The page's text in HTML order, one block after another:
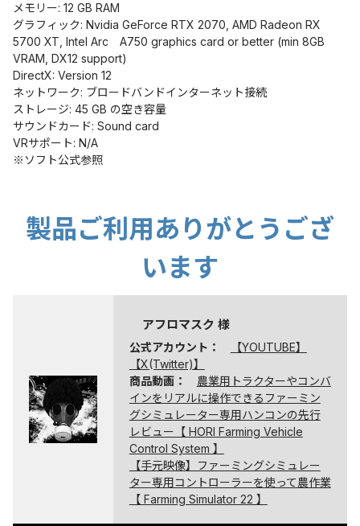
メモリー: 12 GB RAM
グラフィック: Nvidia GeForce RTX 2070, AMD Radeon RX
5700 XT, Intel Arc A750 graphics card or better (min 8GB
VRAM, DX12 support)
DirectX: Version 12
ネットワーク: ブロードバンドインターネット接続
ストレージ: 45 GB の空き容量
サウンドカード: Sound card
VRサポート: N/A
※ソフト公式参照
製品ご利用ありがとうござ
います
アフロマスク 様
公式アカウント：
【YOUTUBE】
【X(Twitter)】
商品動画：
農業用トラクターやコンバ
インをリアルに操作できるファーミン
グシミュレーター専用ハンコンの先行
レビュー【 HORI Farming Vehicle
Control System 】
【手元映像】ファーミングシミュレー
ター専用コントローラーを使って農作業
【 Farming Simulator 22 】